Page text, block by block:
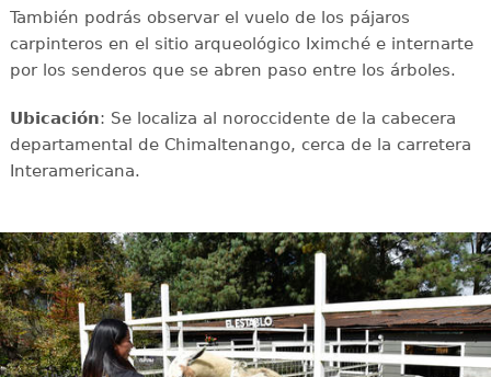
También podrás observar el vuelo de los pájaros
carpinteros en el sitio arqueológico Iximché e internarte
por los senderos que se abren paso entre los árboles.
Ubicación: Se localiza al noroccidente de la cabecera
departamental de Chimaltenango, cerca de la carretera
Interamericana.